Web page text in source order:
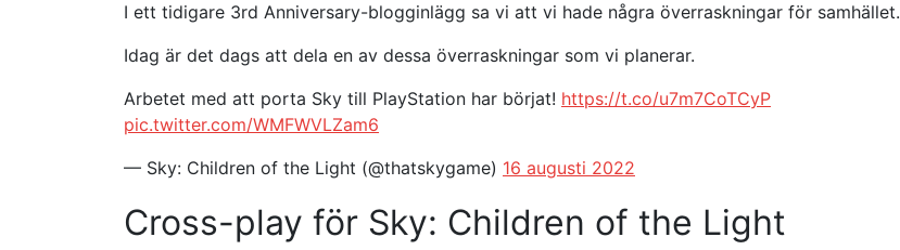
I ett tidigare 3rd Anniversary-blogginlägg sa vi att vi hade några överraskningar för samhället.
Idag är det dags att dela en av dessa överraskningar som vi planerar.
Arbetet med att porta Sky till PlayStation har börjat! https://t.co/u7m7CoTCyP
pic.twitter.com/WMFWVLZam6
— Sky: Children of the Light (@thatskygame) 16 augusti 2022
Cross-play för Sky: Children of the Light